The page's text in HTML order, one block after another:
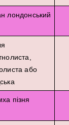
лондонський
або
пізня